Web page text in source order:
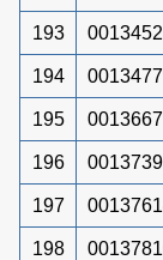
193
194
195
196
197
198